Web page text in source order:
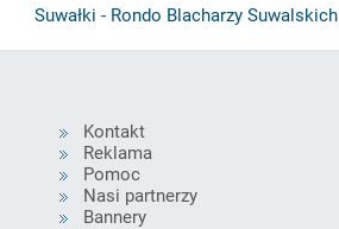
Suwałki - Rondo Blacharzy Suwalskich
Kontakt
Reklama
Pomoc
Nasi partnerzy
Bannery